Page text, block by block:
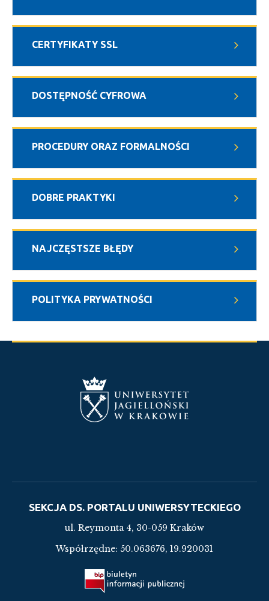
CERTYFIKATY SSL
DOSTĘPNOŚĆ CYFROWA
PROCEDURY ORAZ FORMALNOŚCI
DOBRE PRAKTYKI
NAJCZĘSTSZE BŁĘDY
POLITYKA PRYWATNOŚCI
SEKCJA DS. PORTALU UNIWERSYTECKIEGO
ul. Reymonta 4, 30-059 Kraków
Współrzędne: 50.063676, 19.920031